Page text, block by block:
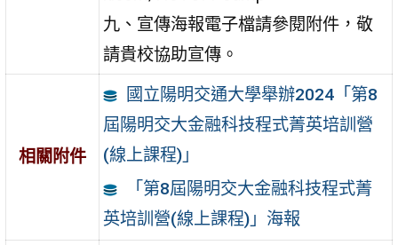
九、宣傳海報電子檔請參閱附件，敬
請貴校協助宣傳。
相關附件
國立陽明交通大學舉辦2024「第8
屆陽明交大金融科技程式菁英培訓營
(線上課程)」
「第8屆陽明交大金融科技程式菁
英培訓營(線上課程)」海報